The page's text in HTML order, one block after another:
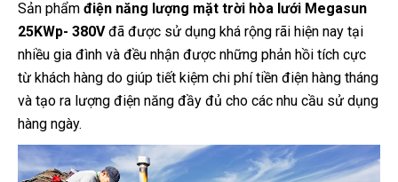
Sản phẩm điện năng lượng mặt trời hòa lưới Megasun
25KWp- 380Vđã được sử dụng khá rộng rãi hiện nay tại
nhiều gia đình và đều nhận được những phản hồi tích cực
từ khách hàng do giúp tiết kiệm chi phí tiền điện hàng tháng
và tạo ra lượng điện năng đầy đủ cho các nhu cầu sử dụng
hàng ngày.